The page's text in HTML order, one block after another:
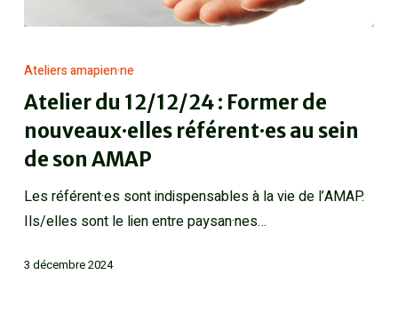
Ateliers amapien·ne
Atelier du 12/12/24 : Former de
nouveaux·elles référent·es au sein
de son AMAP
Les référent·es sont indispensables à la vie de l’AMAP.
Ils/elles sont le lien entre paysan·nes…
3 décembre 2024